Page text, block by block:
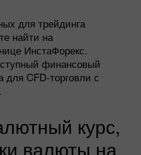
для трейдинга
найти на
ИнстаФорекс.
финансовый
для CFD-торговли с
курс,
валюты на